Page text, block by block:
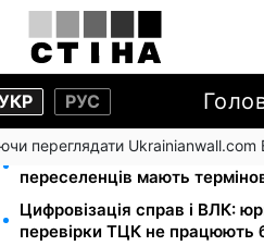
РУС
переглядати
Виплати ВПО у серпні — 2000
переселенців мають
Цифровізація справ і ВЛК:
перевірки ТЦК не працюють